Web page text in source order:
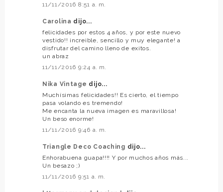
11/11/2016 8:51 a. m.
Carolina dijo...
felicidades por estos 4 años, y por este nuevo
vestido!! increible, sencillo y muy elegante! a
disfrutar del camino lleno de exitos.
un abraz
11/11/2016 9:24 a. m.
Nika Vintage dijo...
Muchísimas felicidades!! Es cierto, el tiempo
pasa volando es tremendo!
Me encanta la nueva imagen es maravillosa!
Un beso enorme!
11/11/2016 9:46 a. m.
Triangle Deco Coaching dijo...
Enhorabuena guapa!!!! Y por muchos años más...
Un besazo ;)
11/11/2016 9:51 a. m.